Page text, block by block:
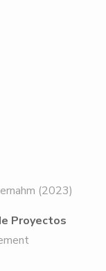
(2023)
Proyectos